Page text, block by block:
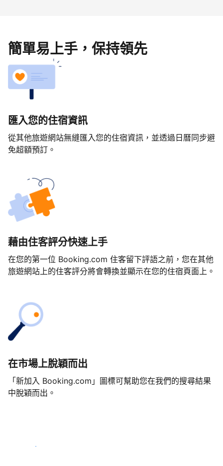
簡單易上手，保持領先
匯入您的住宿資訊
從其他旅遊網站無縫匯入您的住宿資訊，並透過日曆同步避
免超額預訂。
藉由住客評分快速上手
在您的第一位 Booking.com 住客留下評語之前，您在其他
旅遊網站上的住客評分將會轉換並顯示在您的住宿頁面上。
在市場上脫穎而出
「新加入 Booking.com」圖標可幫助您在我們的搜尋結果
中脫穎而出。
立即開始吧